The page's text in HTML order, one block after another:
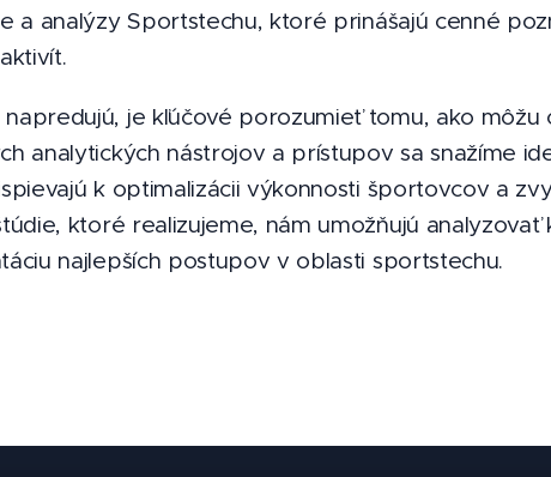
a analýzy Sportstechu, ktoré prinášajú cenné
je kľúčové porozumieť tomu, ako môžu
analytických nástrojov a prístupov sa snažíme
k optimalizácii výkonnosti športovcov a
ktoré realizujeme, nám umožňujú analyzovať
najlepších postupov v oblasti sportstechu.